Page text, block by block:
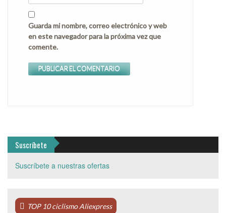
Guarda mi nombre, correo electrónico y web
en este navegador para la próxima vez que
comente.
Suscríbete
Suscríbete a nuestras ofertas
TOP 10 ciclismo Aliexpress